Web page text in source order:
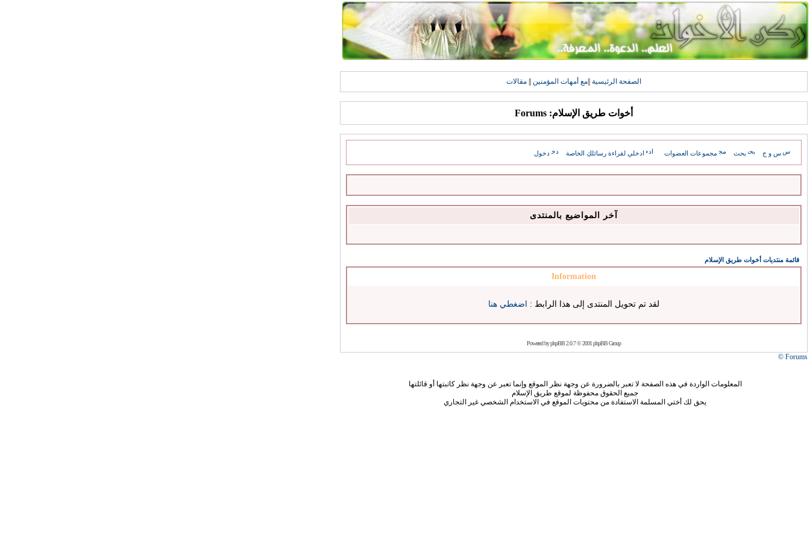
الصفحة الرئيسية مع أمهات المؤمنين مقالات
أخوات طريق الإسلام: Forums
س و ج بحث مجموعات العضوات ادخلي لقراءة رسائلكِ الخاصة دخول
آخر المواضيع بالمنتدى
قائمة منتديات أخوات طريق الإسلام
Information
لقد تم تحويل المنتدى إلى هذا الرابط : اضغطي هنا
Powered byphpBB2.0.7 © 2001 phpBB Group
Forums ©
المعلومات الواردة في هذه الصفحة لا تعبر بالضرورة عن وجهة نظر الموقع وإنما تعبر عن وجهة نظر كاتبتها أو قائلتها
جميع الحقوق محفوظة لموقع طريق الإسلام
يحق لك أختي المسلمة الاستفادة من محتويات الموقع في الاستخدام الشخصي غير التجاري